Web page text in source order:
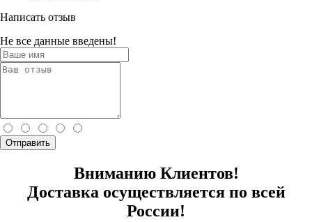
Написать отзыв
Не все данные введены!
Отправить
Вниманию Клиентов!
Доставка осуществляется по всей
России!